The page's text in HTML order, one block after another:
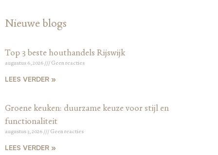
Nieuwe blogs
Top 3 beste houthandels Rijswijk
augustus 6, 2026 Geen reacties
LEES VERDER »
Groene keuken: duurzame keuze voor stijl en
functionaliteit
augustus 3, 2026 Geen reacties
LEES VERDER »